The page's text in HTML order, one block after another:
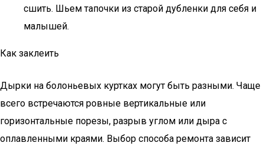
сшить. Шьем тапочки из старой дубленки для себя и
малышей.
Как заклеить
Дырки на болоньевых куртках могут быть разными. Чаще
всего встречаются ровные вертикальные или
горизонтальные порезы, разрыв углом или дыра с
оплавленными краями. Выбор способа ремонта зависит